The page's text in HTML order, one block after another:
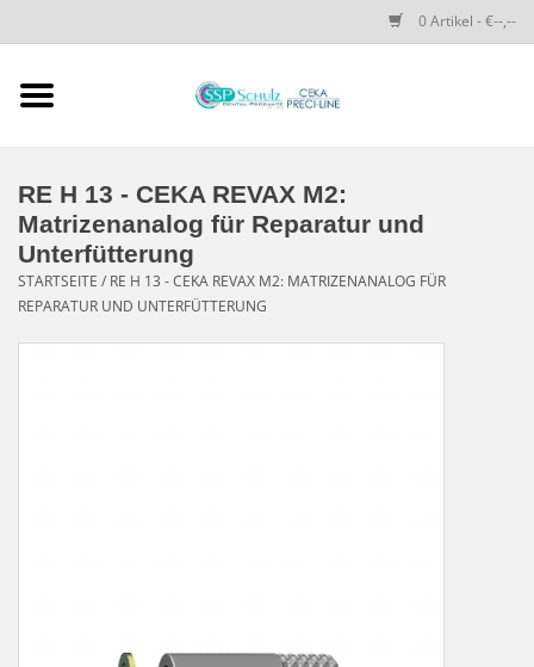
0 Artikel - €--,--
SSP SCHULZ Dental-
Produkte
PRECI-LINE-SYSTEMS
CEKA-ATTACHMENTS
RE H 13 - CEKA REVAX M2:
Matrizenanalog für Reparatur und
Unterfütterung
STARTSEITE / RE H 13 - CEKA REVAX M2: MATRIZENANALOG FÜR
REPARATUR UND UNTERFÜTTERUNG